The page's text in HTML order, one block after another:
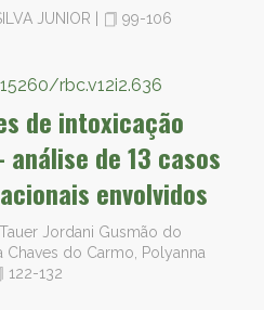
JUNIOR 99-106
rbc.v12i2.636
de intoxicação
de 13 casos
envolvidos
Jordani Gusmão do
Chaves do Carmo, Polyanna
122-132